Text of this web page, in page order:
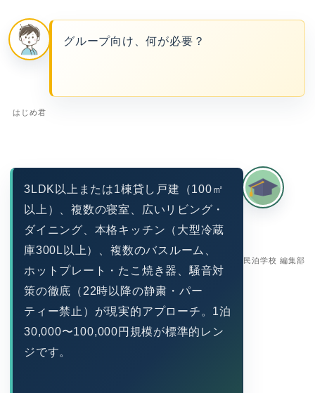
はじめ君
グループ向け、何が必要？
民泊学校 編集部
3LDK以上または1棟貸し戸建（100㎡
以上）、複数の寝室、広いリビング・
ダイニング、本格キッチン（大型冷蔵
庫300L以上）、複数のバスルーム、
ホットプレート・たこ焼き器、騒音対
策の徹底（22時以降の静粛・パー
ティー禁止）が現実的アプローチ。1泊
30,000〜100,000円規模が標準的レン
ジです。